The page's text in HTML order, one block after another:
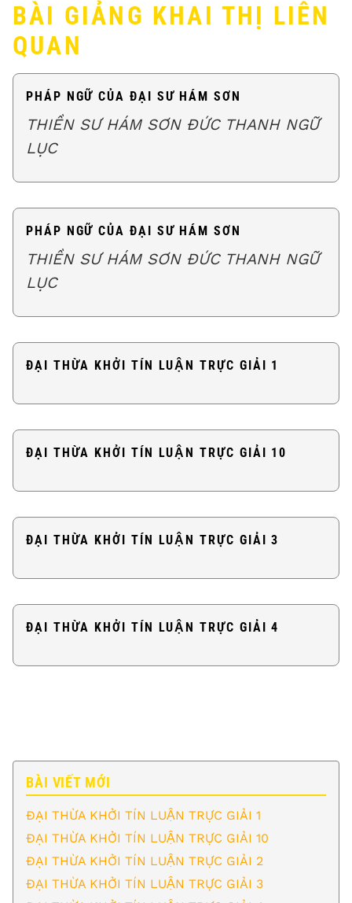
BÀI GIẢNG KHAI THỊ LIÊN
QUAN
PHÁP NGỮ CỦA ĐẠI SƯ HÁM SƠN
THIỀN SƯ HÁM SƠN ĐỨC THANH NGỮ
LỤC
PHÁP NGỮ CỦA ĐẠI SƯ HÁM SƠN
THIỀN SƯ HÁM SƠN ĐỨC THANH NGỮ
LỤC
ĐẠI THỪA KHỞI TÍN LUẬN TRỰC GIẢI 1
ĐẠI THỪA KHỞI TÍN LUẬN TRỰC GIẢI 10
ĐẠI THỪA KHỞI TÍN LUẬN TRỰC GIẢI 3
ĐẠI THỪA KHỞI TÍN LUẬN TRỰC GIẢI 4
BÀI VIẾT MỚI
ĐẠI THỪA KHỞI TÍN LUẬN TRỰC GIẢI 1
ĐẠI THỪA KHỞI TÍN LUẬN TRỰC GIẢI 10
ĐẠI THỪA KHỞI TÍN LUẬN TRỰC GIẢI 2
ĐẠI THỪA KHỞI TÍN LUẬN TRỰC GIẢI 3